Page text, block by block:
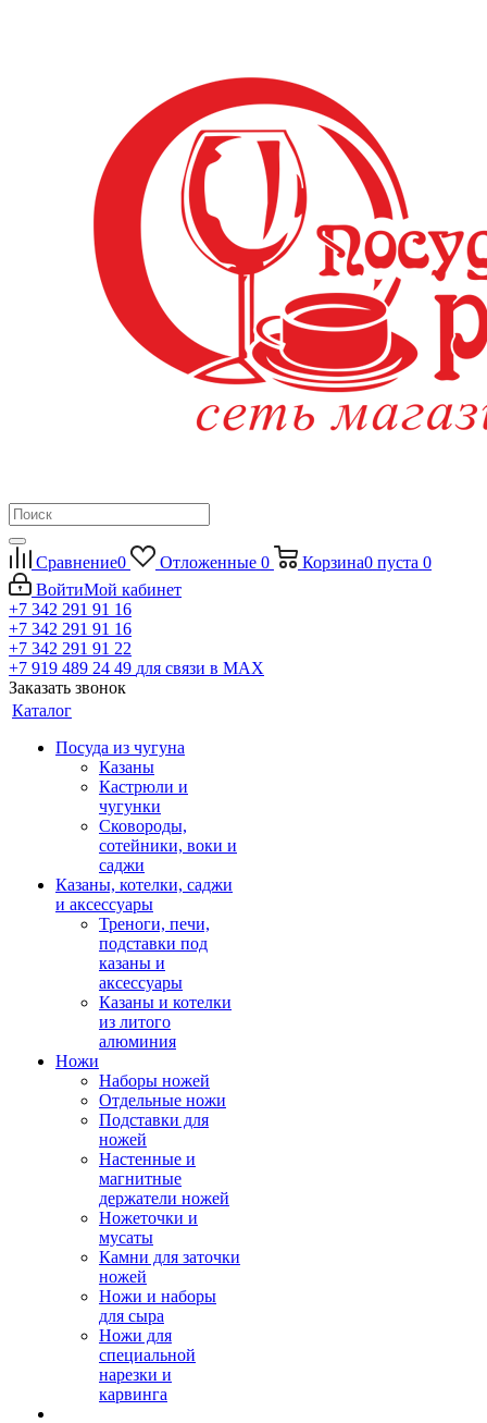
Сравнение0 Отложенные 0 Корзина0 пуста 0
ВойтиМой кабинет
+7 342 291 91 16
+7 342 291 91 16
+7 342 291 91 22
+7 919 489 24 49 для связи в МАХ
Заказать звонок
Каталог
Посуда из чугуна
Казаны
Кастрюли и
чугунки
Сковороды,
сотейники, воки и
саджи
Казаны, котелки, саджи
и аксессуары
Треноги, печи,
подставки под
казаны и
аксессуары
Казаны и котелки
из литого
алюминия
Ножи
Наборы ножей
Отдельные ножи
Подставки для
ножей
Настенные и
магнитные
держатели ножей
Ножеточки и
мусаты
Камни для заточки
ножей
Ножи и наборы
для сыра
Ножи для
специальной
нарезки и
карвинга